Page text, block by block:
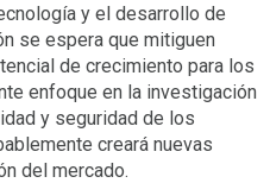
y el desarrollo de
se espera que mitiguen
de crecimiento para los
enfoque en la investigación
y seguridad de los
creará nuevas
del mercado.